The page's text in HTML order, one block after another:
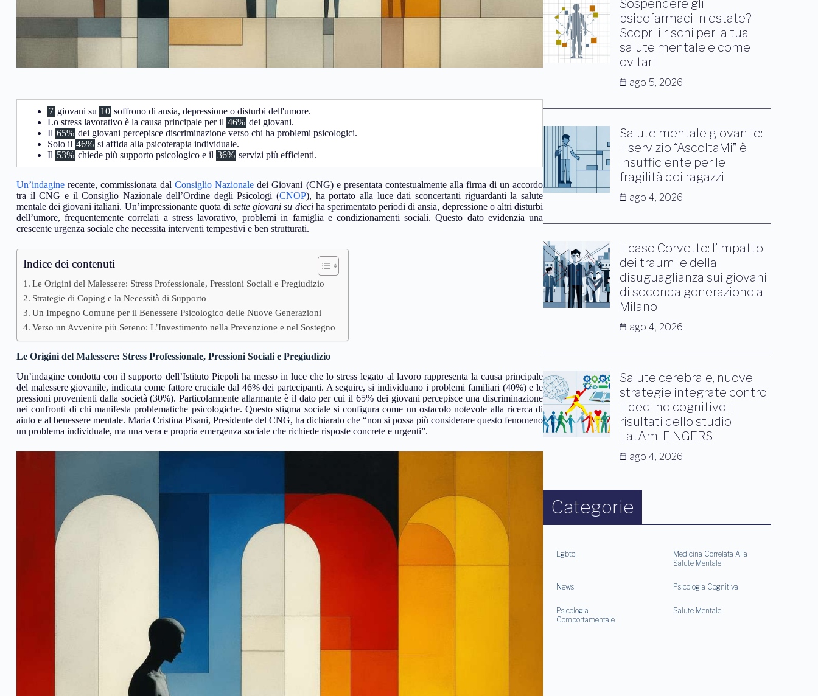
7 giovani su 10 soffrono di ansia, depressione o disturbi dell'umore.
Lo stress lavorativo è la causa principale per il 46% dei giovani.
Il 65% dei giovani percepisce discriminazione verso chi ha problemi psicologici.
Solo il 46% si affida alla psicoterapia individuale.
Il 53% chiede più supporto psicologico e il 36% servizi più efficienti.
Un’indagine recente, commissionata dalConsiglio Nazionale dei Giovani (CNG) e presentata contestualmente alla firma di un accordo
tra il CNG e il Consiglio Nazionale dell’Ordine degli Psicologi (CNOP), ha portato alla luce dati sconcertanti riguardanti la salute
mentale dei giovani italiani. Un’impressionante quota disette giovani su dieciha sperimentato periodi di ansia, depressione o altri disturbi
dell’umore, frequentemente correlati a stress lavorativo, problemi in famiglia e condizionamenti sociali. Questo dato evidenzia una
crescente urgenza sociale che necessita interventi tempestivi e ben strutturati.
Indice dei contenuti
Le Origini del Malessere: Stress Professionale, Pressioni Sociali e Pregiudizio
Strategie di Coping e la Necessità di Supporto
Un Impegno Comune per il Benessere Psicologico delle Nuove Generazioni
Verso un Avvenire più Sereno: L’Investimento nella Prevenzione e nel Sostegno
Le Origini del Malessere: Stress Professionale, Pressioni Sociali e Pregiudizio
Un’indagine condotta con il supporto dell’Istituto Piepoli ha messo in luce che lo stress legato al lavoro rappresenta la causa principale
del malessere giovanile, indicata come fattore cruciale dal 46% dei partecipanti. A seguire, si individuano i problemi familiari (40%) e le
pressioni provenienti dalla società (30%). Particolarmente allarmante è il dato per cui il 65% dei giovani percepisce una discriminazione
nei confronti di chi manifesta problematiche psicologiche. Questo stigma sociale si configura come un ostacolo notevole alla ricerca di
aiuto e al benessere mentale. Maria Cristina Pisani, Presidente del CNG, ha dichiarato che “non si possa più considerare questo fenomeno
un problema individuale, ma una vera e propria emergenza sociale che richiede risposte concrete e urgenti”.
Sospendere gli
psicofarmaci in estate?
Scopri i rischi per la tua
salute mentale e come
evitarli
ago 5, 2026
Salute mentale giovanile:
il servizio “AscoltaMi” è
insufficiente per le
fragilità dei ragazzi
ago 4, 2026
Il caso Corvetto: l’impatto
dei traumi e della
disuguaglianza sui giovani
di seconda generazione a
Milano
ago 4, 2026
Salute cerebrale, nuove
strategie integrate contro
il declino cognitivo: i
risultati dello studio
LatAm-FINGERS
ago 4, 2026
Categorie
Lgbtq
Medicina Correlata Alla
Salute Mentale
News Psicologia Cognitiva
Psicologia
Comportamentale
Salute Mentale